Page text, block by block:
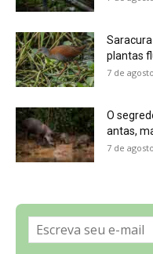
Política de Privacidade,
Últimas